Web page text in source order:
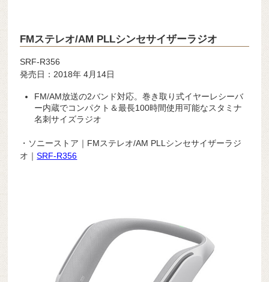
FMステレオ/AM PLLシンセサイザーラジオ
SRF-R356
発売日：2018年 4月14日
FM/AM放送の2バンド対応。巻き取り式イヤーレシーバ
ー内蔵でコンパクト＆最長100時間使用可能なスタミナ
名刺サイズラジオ
・ソニーストア｜FMステレオ/AM PLLシンセサイザーラジ
オ｜SRF-R356